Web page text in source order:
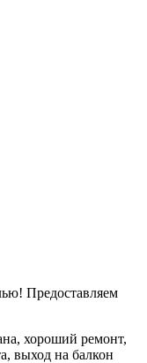
Предоставляем
хороший ремонт,
выход на балкон